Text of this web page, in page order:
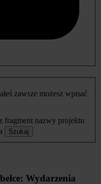
zawsze możesz wpisać
fragment nazwy projektu
Szukaj
Wydarzenia